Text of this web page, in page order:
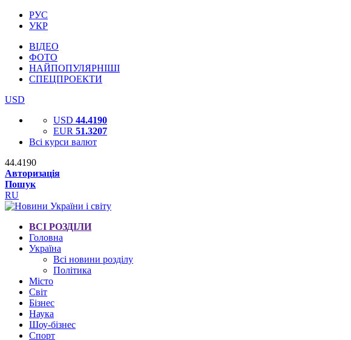
РУС
УКР
ВІДЕО
ФОТО
НАЙПОПУЛЯРНІШІ
СПЕЦПРОЕКТИ
USD
USD 44.4190
EUR 51.3207
Всі курси валют
44.4190
Авторизація
Пошук
RU
ВСІ РОЗДІЛИ
Головна
Україна
Всі новини розділу
Політика
Місто
Світ
Бізнес
Наука
Шоу-бізнес
Спорт